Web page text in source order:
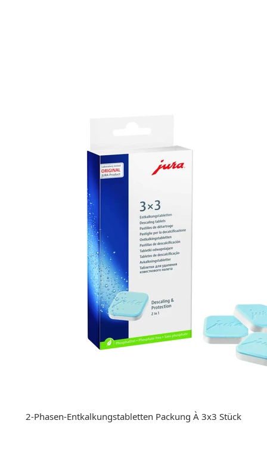
2-Phasen-Entkalkungstabletten Packung À 3x3 Stück